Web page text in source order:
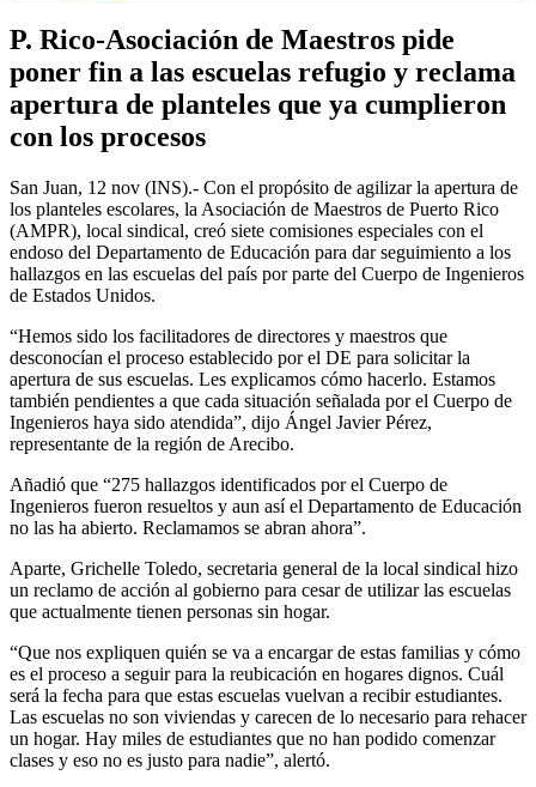
P. Rico-Asociación de Maestros pide
poner fin a las escuelas refugio y reclama
apertura de planteles que ya cumplieron
con los procesos
San Juan, 12 nov (INS).- Con el propósito de agilizar la apertura de
los planteles escolares, la Asociación de Maestros de Puerto Rico
(AMPR), local sindical, creó siete comisiones especiales con el
endoso del Departamento de Educación para dar seguimiento a los
hallazgos en las escuelas del país por parte del Cuerpo de Ingenieros
de Estados Unidos.
“Hemos sido los facilitadores de directores y maestros que
desconocían el proceso establecido por el DE para solicitar la
apertura de sus escuelas. Les explicamos cómo hacerlo. Estamos
también pendientes a que cada situación señalada por el Cuerpo de
Ingenieros haya sido atendida”, dijo Ángel Javier Pérez,
representante de la región de Arecibo.
Añadió que “275 hallazgos identificados por el Cuerpo de
Ingenieros fueron resueltos y aun así el Departamento de Educación
no las ha abierto. Reclamamos se abran ahora”.
Aparte, Grichelle Toledo, secretaria general de la local sindical hizo
un reclamo de acción al gobierno para cesar de utilizar las escuelas
que actualmente tienen personas sin hogar.
“Que nos expliquen quién se va a encargar de estas familias y cómo
es el proceso a seguir para la reubicación en hogares dignos. Cuál
será la fecha para que estas escuelas vuelvan a recibir estudiantes.
Las escuelas no son viviendas y carecen de lo necesario para rehacer
un hogar. Hay miles de estudiantes que no han podido comenzar
clases y eso no es justo para nadie”, alertó.